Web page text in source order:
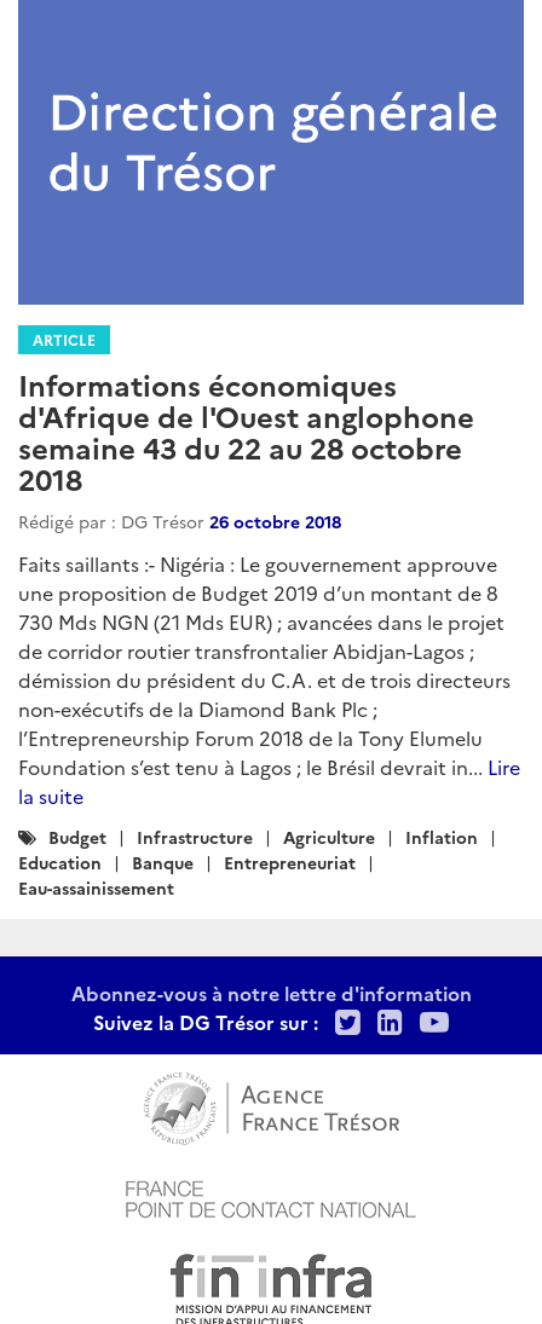
ARTICLE
Informations économiques
d'Afrique de l'Ouest anglophone
semaine 43 du 22 au 28 octobre
2018
Rédigé par : DG Trésor 26 octobre 2018
Faits saillants :- Nigéria : Le gouvernement approuve
une proposition de Budget 2019 d’un montant de 8
730 Mds NGN (21 Mds EUR) ; avancées dans le projet
de corridor routier transfrontalier Abidjan-Lagos ;
démission du président du C.A. et de trois directeurs
non-exécutifs de la Diamond Bank Plc ;
l’Entrepreneurship Forum 2018 de la Tony Elumelu
Foundation s’est tenu à Lagos ; le Brésil devrait in... Lire
la suite
Catégories
:
Budget Infrastructure Agriculture
Inflation
Education
Banque
Entrepreneuriat
Eau-assainissement
Abonnez-vous à notre lettre d'information
Suivez la DG Trésor sur :
TwitterLinkedIn